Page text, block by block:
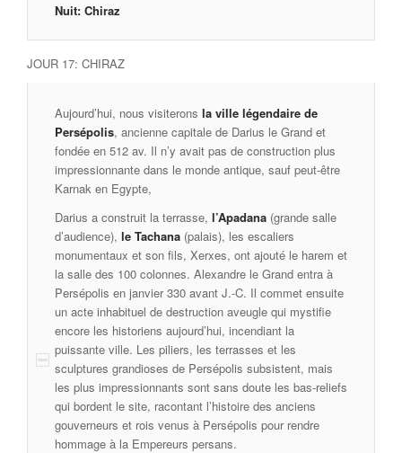
Nuit: Chiraz
JOUR 17: CHIRAZ
Aujourd’hui, nous visiterons la ville légendaire de
Persépolis, ancienne capitale de Darius le Grand et
fondée en 512 av. Il n’y avait pas de construction plus
impressionnante dans le monde antique, sauf peut-être
Karnak en Egypte,
Darius a construit la terrasse, l’Apadana (grande salle
d’audience), le Tachana (palais), les escaliers
monumentaux et son fils, Xerxes, ont ajouté le harem et
la salle des 100 colonnes. Alexandre le Grand entra à
Persépolis en janvier 330 avant J.-C. Il commet ensuite
un acte inhabituel de destruction aveugle qui mystifie
encore les historiens aujourd’hui, incendiant la
puissante ville. Les piliers, les terrasses et les
sculptures grandioses de Persépolis subsistent, mais
les plus impressionnants sont sans doute les bas-reliefs
qui bordent le site, racontant l’histoire des anciens
gouverneurs et rois venus à Persépolis pour rendre
hommage à la Empereurs persans.